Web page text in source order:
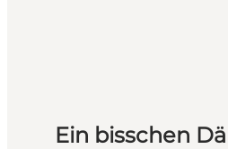
Ein bisschen